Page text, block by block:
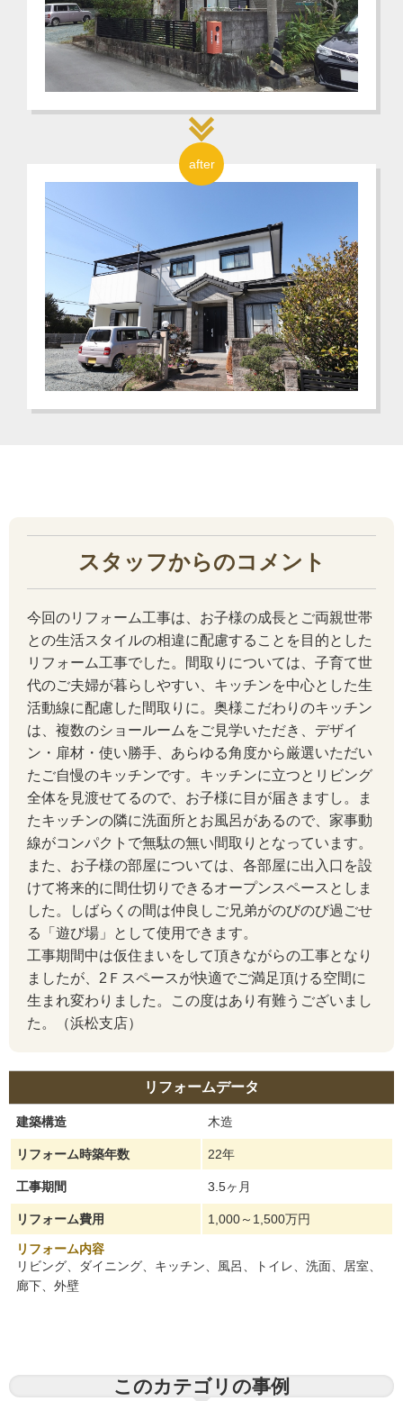
after
スタッフからのコメント
今回のリフォーム工事は、お子様の成長とご両親世帯
との生活スタイルの相違に配慮することを目的とした
リフォーム工事でした。間取りについては、子育て世
代のご夫婦が暮らしやすい、キッチンを中心とした生
活動線に配慮した間取りに。奥様こだわりのキッチン
は、複数のショールームをご見学いただき、デザイ
ン・扉材・使い勝手、あらゆる角度から厳選いただい
たご自慢のキッチンです。キッチンに立つとリビング
全体を見渡せてるので、お子様に目が届きますし。ま
たキッチンの隣に洗面所とお風呂があるので、家事動
線がコンパクトで無駄の無い間取りとなっています。
また、お子様の部屋については、各部屋に出入口を設
けて将来的に間仕切りできるオープンスペースとしま
した。しばらくの間は仲良しご兄弟がのびのび過ごせ
る「遊び場」として使用できます。
工事期間中は仮住まいをして頂きながらの工事となり
ましたが、2Ｆスペースが快適でご満足頂ける空間に
生まれ変わりました。この度はあり有難うございまし
た。（浜松支店）
リフォームデータ
建築構造 木造
リフォーム時築年数 22年
工事期間 3.5ヶ月
リフォーム費用 1,000～1,500万円
リフォーム内容
リビング、ダイニング、キッチン、風呂、トイレ、洗面、居室、
廊下、外壁
このカテゴリの事例